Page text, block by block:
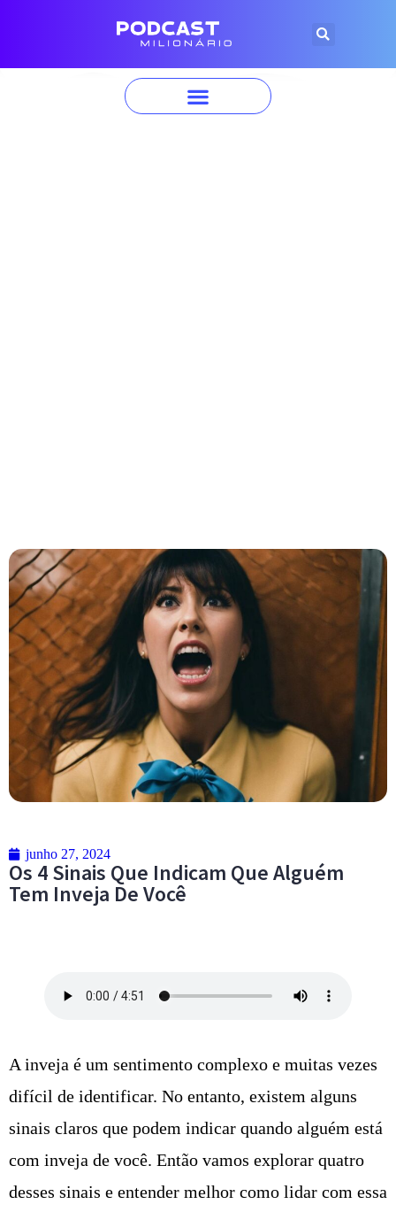
junho 27, 2024
Os 4 Sinais Que Indicam Que Alguém
Tem Inveja De Você
A inveja é um sentimento complexo e muitas vezes
difícil de identificar. No entanto, existem alguns
sinais claros que podem indicar quando alguém está
com inveja de você. Então vamos explorar quatro
desses sinais e entender melhor como lidar com essa